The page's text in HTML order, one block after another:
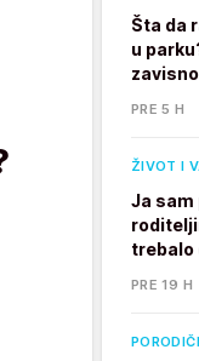
Šta da
u
PRE 5 H
ŽIVOT I
Ja sam
trebalo
PRE 19 H